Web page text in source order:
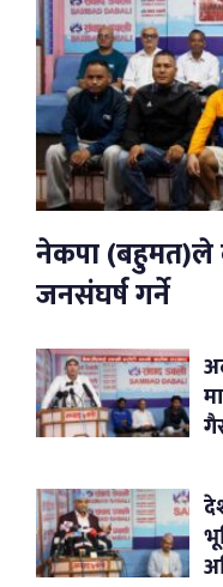
नेकपा (बहुमत)ले
जनसंघर्ष गर्ने